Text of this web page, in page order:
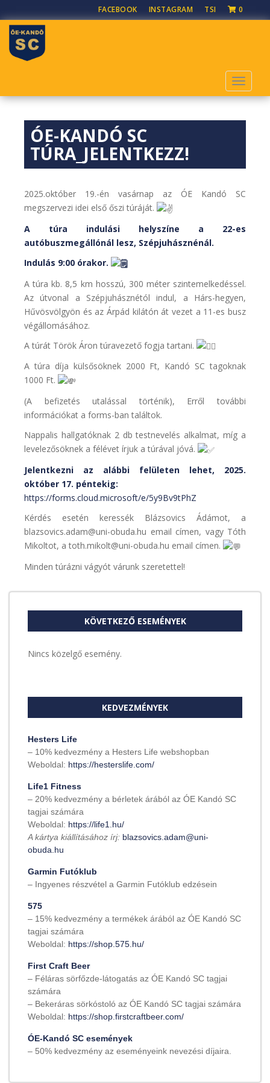
k
FACEBOOK INSTAGRAM TSI 0
ÓE-KANDÓ SC
TÚRA_JELENTKEZZ!
2025.október 19.-én vasárnap az ÓE Kandó SC
megszervezi idei első őszi túráját.
A túra indulási helyszíne a 22-es
autóbuszmegállónál lesz, Szépjuhásznénál.
Indulás 9:00 órakor.
A túra kb. 8,5 km hosszú, 300 méter szintemelkedéssel.
Az útvonal a Szépjuhásznétól indul, a Hárs-hegyen,
Hűvösvölgyön és az Árpád kilátón át vezet a 11-es busz
végállomásához.
A túrát Török Áron túravezető fogja tartani.
A túra díja külsősöknek 2000 Ft, Kandó SC tagoknak
1000 Ft.
(A befizetés utalással történik), Erről további
információkat a forms-ban találtok.
Nappalis hallgatóknak 2 db testnevelés alkalmat, míg a
levelezősöknek a félévet írjuk a túrával jóvá.
Jelentkezni az alábbi felületen lehet, 2025.
október 17. péntekig:
https://forms.cloud.microsoft/e/5y9Bv9tPhZ
Kérdés esetén keressék Blázsovics Ádámot, a
blazsovics.adam@uni-obuda.hu email címen, vagy Tóth
Mikoltot, a toth.mikolt@uni-obuda.hu email címen.
Minden túrázni vágyót várunk szeretettel!
KÖVETKEZŐ ESEMÉNYEK
Nincs közelgő esemény.
KEDVEZMÉNYEK
Hesters Life
– 10% kedvezmény a Hesters Life webshopban
Weboldal: https://hesterslife.com/
Life1 Fitness
– 20% kedvezmény a bérletek árából az ÓE Kandó SC
tagjai számára
Weboldal: https://life1.hu/
A kártya kiállításához írj: blazsovics.adam@uni-
obuda.hu
Garmin Futóklub
– Ingyenes részvétel a Garmin Futóklub edzésein
575
– 15% kedvezmény a termékek árából az ÓE Kandó SC
tagjai számára
Weboldal: https://shop.575.hu/
First Craft Beer
– Féláras sörfőzde-látogatás az ÓE Kandó SC tagjai
számára
– Bekeráras sörkóstoló az ÓE Kandó SC tagjai számára
Weboldal: https://shop.firstcraftbeer.com/
ÓE-Kandó SC események
– 50% kedvezmény az eseményeink nevezési díjaira.